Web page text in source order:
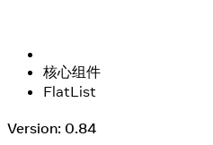
核心组件
FlatList
Version: 0.84